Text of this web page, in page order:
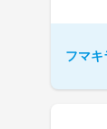
フマ